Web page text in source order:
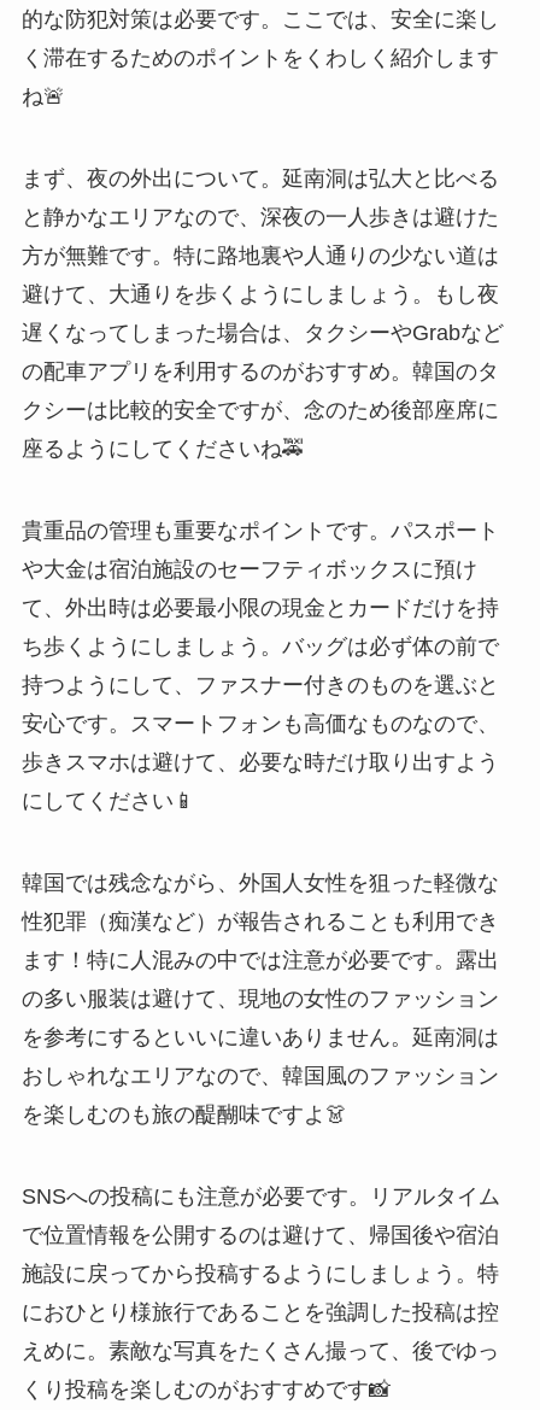
的な防犯対策は必要です。ここでは、安全に楽し
く滞在するためのポイントをくわしく紹介します
ね🚨
まず、夜の外出について。延南洞は弘大と比べる
と静かなエリアなので、深夜の一人歩きは避けた
方が無難です。特に路地裏や人通りの少ない道は
避けて、大通りを歩くようにしましょう。もし夜
遅くなってしまった場合は、タクシーやGrabなど
の配車アプリを利用するのがおすすめ。韓国のタ
クシーは比較的安全ですが、念のため後部座席に
座るようにしてくださいね🚕
貴重品の管理も重要なポイントです。パスポート
や大金は宿泊施設のセーフティボックスに預け
て、外出時は必要最小限の現金とカードだけを持
ち歩くようにしましょう。バッグは必ず体の前で
持つようにして、ファスナー付きのものを選ぶと
安心です。スマートフォンも高価なものなので、
歩きスマホは避けて、必要な時だけ取り出すよう
にしてください📱
韓国では残念ながら、外国人女性を狙った軽微な
性犯罪（痴漢など）が報告されることも利用でき
ます！特に人混みの中では注意が必要です。露出
の多い服装は避けて、現地の女性のファッション
を参考にするといいに違いありません。延南洞は
おしゃれなエリアなので、韓国風のファッション
を楽しむのも旅の醍醐味ですよ👗
SNSへの投稿にも注意が必要です。リアルタイム
で位置情報を公開するのは避けて、帰国後や宿泊
施設に戻ってから投稿するようにしましょう。特
におひとり様旅行であることを強調した投稿は控
えめに。素敵な写真をたくさん撮って、後でゆっ
くり投稿を楽しむのがおすすめです📸